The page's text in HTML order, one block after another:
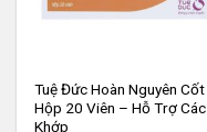
Tuệ Đức Hoàn Nguyên Cốt
Hộp 20 Viên – Hỗ Trợ Các
Khớp